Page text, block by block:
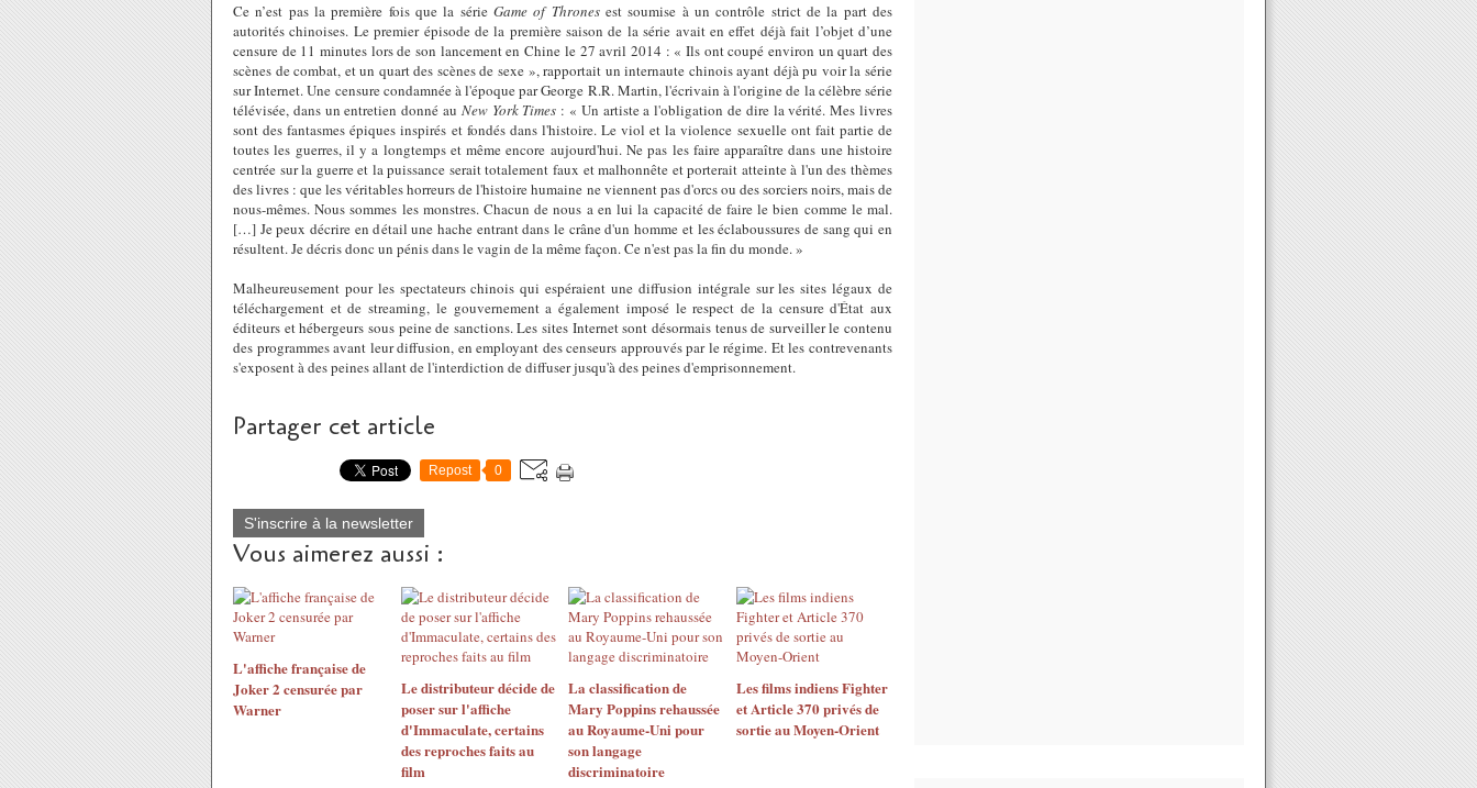
Ce n’est pas la première fois que la série Game of Thronesest soumise à un contrôle strict de la part des
autorités chinoises. Le premier épisode de la première saison de lasérie avait en effet déjà fait l’objet d’une
censure de 11 minutes lors de son lancement en Chine le 27 avril 2014 : « Ils ont coupé environ un quart des
scènes de combat, et un quart des scènes de sexe », rapportait un internaute chinois ayant déjà pu voir la série
sur Internet. Une censure condamnée à l'époque par George R.R. Martin, l'écrivain à l'origine de la célèbre série
télévisée, dans un entretien donné au New York Times : « Un artiste a l'obligation de dire la vérité. Mes livres
sont des fantasmes épiques inspirés et fondés dans l'histoire. Le viol et la violence sexuelle ont fait partie de
toutes les guerres, il y a longtemps et même encore aujourd'hui. Ne pas les faire apparaître dans une histoire
centrée sur la guerre et la puissance serait totalement faux et malhonnête et porterait atteinte à l'un des thèmes
des livres : que les véritables horreurs de l'histoire humaine ne viennent pas d'orcs ou des sorciers noirs, mais de
nous-mêmes. Nous sommes les monstres. Chacun de nous a en lui la capacité de faire le bien comme le mal.
[…] Je peux décrire en détail une hache entrant dans le crâne d'un homme et les éclaboussures de sang qui en
résultent. Je décris donc un pénis dans le vagin de la même façon. Ce n'est pas la fin du monde. »
Malheureusement pour les spectateurs chinois qui espéraient une diffusion intégrale sur les sites légaux de
téléchargement et de streaming, le gouvernement a également imposé le respect de la censure d'État aux
éditeurs et hébergeurs sous peine de sanctions. Les sites Internet sont désormais tenus de surveiller le contenu
des programmes avant leur diffusion, en employant des censeurs approuvés par le régime. Et les contrevenants
s'exposent à des peines allant de l'interdiction de diffuser jusqu'à des peines d'emprisonnement.
Partager cet article
Repost 0
S'inscrire à la newsletter
Vous aimerez aussi :
L'affiche française de
Joker 2 censurée par
Warner
Le distributeur décide de
poser sur l'affiche
d'Immaculate, certains
des reproches faits au
film
La classification de
Mary Poppins rehaussée
au Royaume-Uni pour
son langage
discriminatoire
Les films indiens Fighter
et Article 370 privés de
sortie au Moyen-Orient